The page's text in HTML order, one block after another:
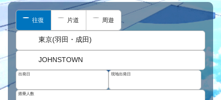
往復 片道 周遊
東京(羽田・成田)
JOHNSTOWN
出発日 現地出発日
搭乗人数